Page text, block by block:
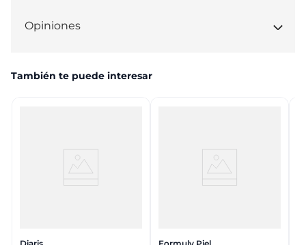
Opiniones
También te puede interesar